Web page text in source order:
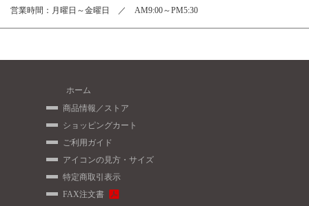
営業時間：月曜日～金曜日 ／ AM9:00～PM5:30
ホーム
商品情報／ストア
ショッピングカート
ご利用ガイド
アイコンの見方・サイズ
特定商取引表示
FAX注文書